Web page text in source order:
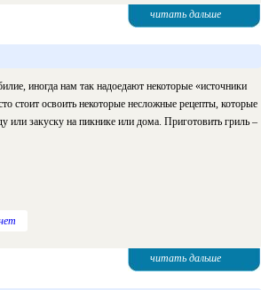
читать дальше
иногда нам так надоедают некоторые «источники
стоит освоить некоторые несложные рецепты, которые
или закуску на пикнике или дома. Приготовить гриль –
читать дальше